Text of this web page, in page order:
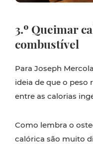
3.º Queimar
combustível
Para Joseph
ideia de que o peso
entre as calorias
Como lembra o
calórica são muito